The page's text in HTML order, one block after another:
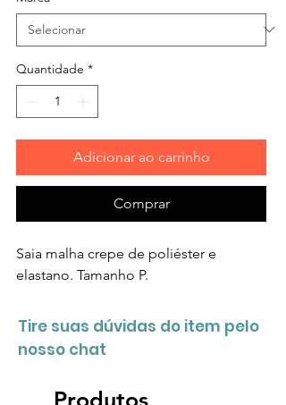
Quantidade *
Adicionar ao carrinho
Comprar
Saia malha crepe de poliéster e
elastano. Tamanho P.
Tire suas dúvidas do item pelo
nosso chat
Produtos